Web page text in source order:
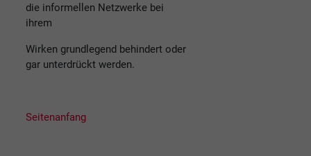
die informellen Netzwerke bei
ihrem
Wirken grundlegend behindert oder
gar unterdrückt werden.
Seitenanfang